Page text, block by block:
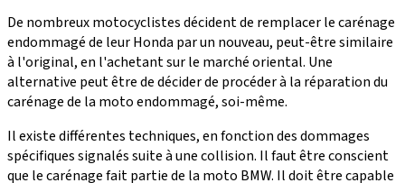
De nombreux motocyclistes décident de remplacer le carénage
endommagé de leur Honda par un nouveau, peut-être similaire
à l'original, en l'achetant sur le marché oriental. Une
alternative peut être de décider de procéder à la réparation du
carénage de la moto endommagé, soi-même.
Il existe différentes techniques, en fonction des dommages
spécifiques signalés suite à une collision. Il faut être conscient
que le carénage fait partie de la moto BMW. Il doit être capable